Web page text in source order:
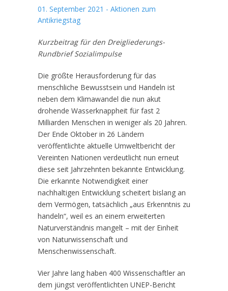
01. September 2021 - Aktionen zum
Antikriegstag
Kurzbeitrag für den Dreigliederungs-
Rundbrief Sozialimpulse
Die größte Herausforderung für das
menschliche Bewusstsein und Handeln ist
neben dem Klimawandel die nun akut
drohende Wasserknappheit für fast 2
Milliarden Menschen in weniger als 20 Jahren.
Der Ende Oktober in 26 Ländern
veröffentlichte aktuelle Umweltbericht der
Vereinten Nationen verdeutlicht nun erneut
diese seit Jahrzehnten bekannte Entwicklung.
Die erkannte Notwendigkeit einer
nachhaltigen Entwicklung scheitert bislang an
dem Vermögen, tatsächlich „aus Erkenntnis zu
handeln“, weil es an einem erweiterten
Naturverständnis mangelt – mit der Einheit
von Naturwissenschaft und
Menschenwissenschaft.
Vier Jahre lang haben 400 Wissenschaftler an
dem jüngst veröffentlichten UNEP-Bericht